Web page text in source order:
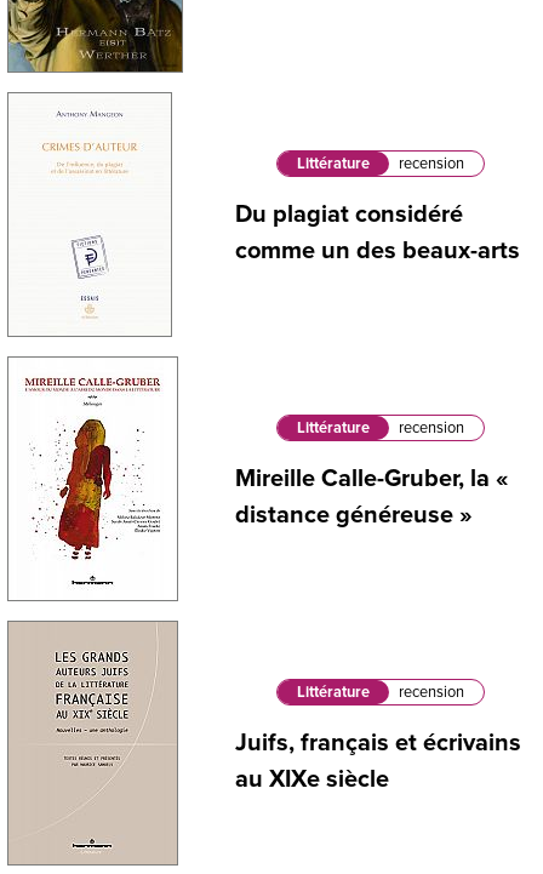
Littérature recension
Du plagiat considéré
comme un des beaux-arts
Littérature recension
Mireille Calle-Gruber, la «
distance généreuse »
Littérature recension
Juifs, français et écrivains
au XIXe siècle